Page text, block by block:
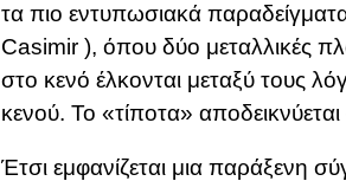
τα πιο εντυπωσιακά παραδείγματα
Casimir ), όπου δύο μεταλλικές
στο κενό έλκονται μεταξύ τους
κενού. Το «τίποτα» αποδεικνύεται
Έτσι εμφανίζεται μια παράξενη